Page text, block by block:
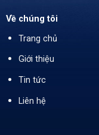
Về chúng tôi
Trang chủ
Giới thiệu
Tin tức
Liên hệ